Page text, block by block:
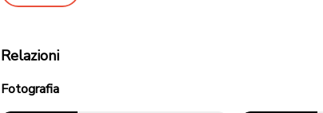
Relazioni
Fotografia